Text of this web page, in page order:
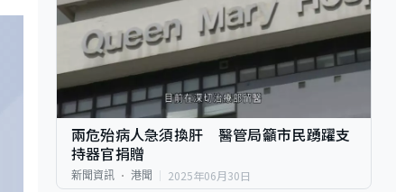
兩危殆病人急須換肝 醫管局籲市民踴躍支
持器官捐贈
新聞資訊 港聞 2025年06月30日